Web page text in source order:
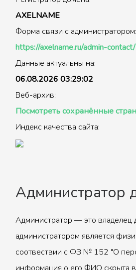
AXELNAME
Форма связи с администратором:
https://axelname.ru/admin-
Данные актуальны на:
06.08.2026 03:29:02
Веб-архив:
Посмотреть сохранённые
Индекс качества сайта:
Администратор
Администратор — это владелец
администратором является
соотвествии с ФЗ № 152 "О